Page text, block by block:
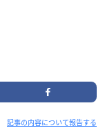
記事の内容について報告する